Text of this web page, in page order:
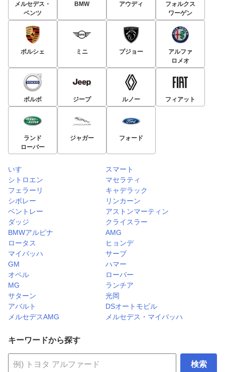
メルセデス・
ベンツ
BMW アウディ
フォルクス
ワーゲン
ポルシェ ミニ プジョー
アルファ
ロメオ
ボルボ ジープ ルノー フィアット
ランド
ローバー
ジャガー フォード
いすゞ
スマート
シトロエン
マセラティ
フェラーリ
キャデラック
シボレー
リンカーン
ベントレー
アストンマーティン
ダッジ
クライスラー
BMWアルピナ
AMG
ロータス
ヒョンデ
マイバッハ
サーブ
GM
ハマー
オペル
ローバー
MG
ランチア
サターン
光岡
アバルト
DSオートモビル
メルセデスAMG
メルセデス・マイバッハ
キーワードから探す
検索